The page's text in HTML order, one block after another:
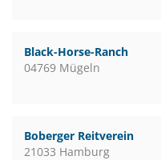
Black-Horse-Ranch
04769 Mügeln
Boberger Reitverein
21033 Hamburg